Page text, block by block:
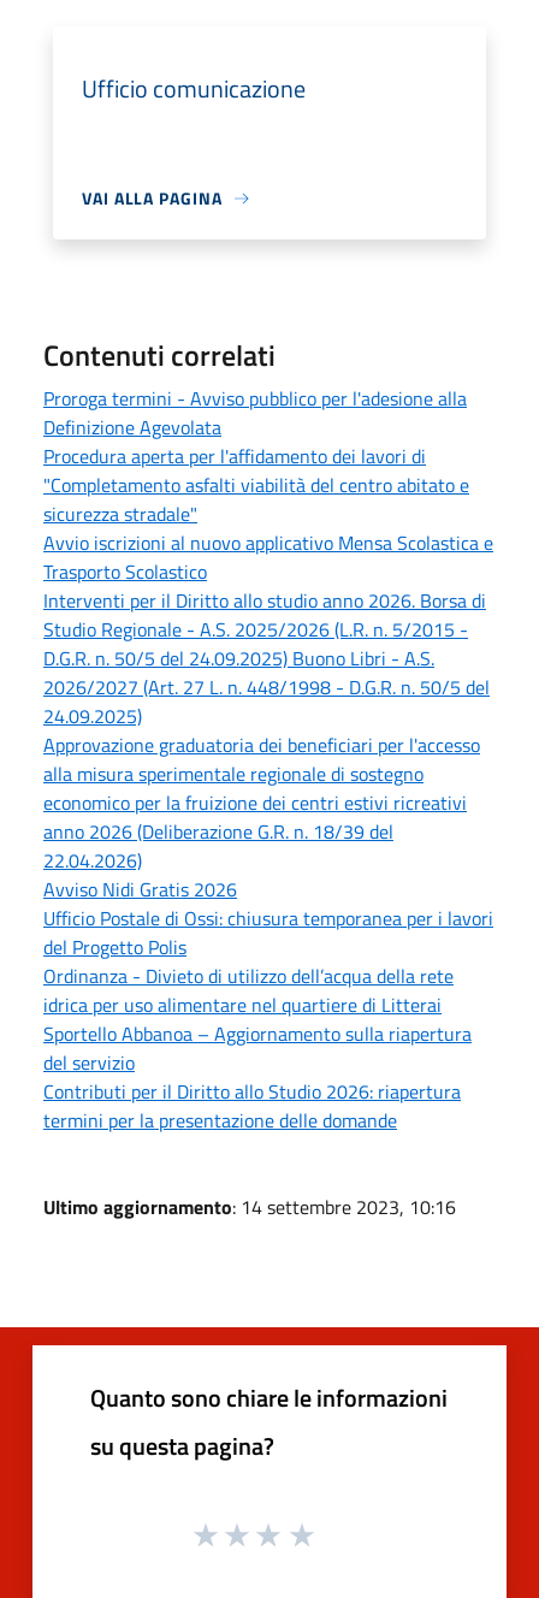
Ufficio comunicazione
VAI ALLA PAGINA
Contenuti correlati
Proroga termini - Avviso pubblico per l'adesione alla
Definizione Agevolata
Procedura aperta per l'affidamento dei lavori di
"Completamento asfalti viabilità del centro abitato e
sicurezza stradale"
Avvio iscrizioni al nuovo applicativo Mensa Scolastica e
Trasporto Scolastico
Interventi per il Diritto allo studio anno 2026. Borsa di
Studio Regionale - A.S. 2025/2026 (L.R. n. 5/2015 -
D.G.R. n. 50/5 del 24.09.2025) Buono Libri - A.S.
2026/2027 (Art. 27 L. n. 448/1998 - D.G.R. n. 50/5 del
24.09.2025)
Approvazione graduatoria dei beneficiari per l'accesso
alla misura sperimentale regionale di sostegno
economico per la fruizione dei centri estivi ricreativi
anno 2026 (Deliberazione G.R. n. 18/39 del
22.04.2026)
Avviso Nidi Gratis 2026
Ufficio Postale di Ossi: chiusura temporanea per i lavori
del Progetto Polis
Ordinanza - Divieto di utilizzo dell’acqua della rete
idrica per uso alimentare nel quartiere di Litterai
Sportello Abbanoa – Aggiornamento sulla riapertura
del servizio
Contributi per il Diritto allo Studio 2026: riapertura
termini per la presentazione delle domande
Ultimo aggiornamento: 14 settembre 2023, 10:16
Quanto sono chiare le informazioni
su questa pagina?